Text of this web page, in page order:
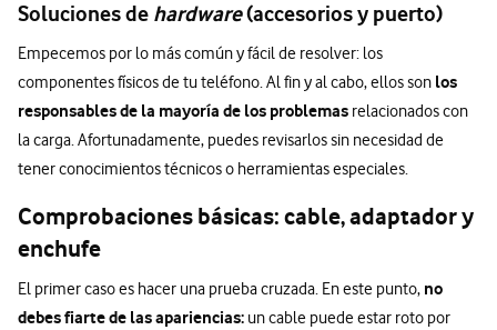
Soluciones de hardware(accesorios y puerto)
Empecemos por lo más común y fácil de resolver: los
componentes físicos de tu teléfono. Al fin y al cabo, ellos son los
responsables de la mayoría de los problemas relacionados con
la carga. Afortunadamente, puedes revisarlos sin necesidad de
tener conocimientos técnicos o herramientas especiales.
Comprobaciones básicas: cable, adaptador y
enchufe
El primer caso es hacer una prueba cruzada. En este punto, no
debes fiarte de las apariencias: un cable puede estar roto por